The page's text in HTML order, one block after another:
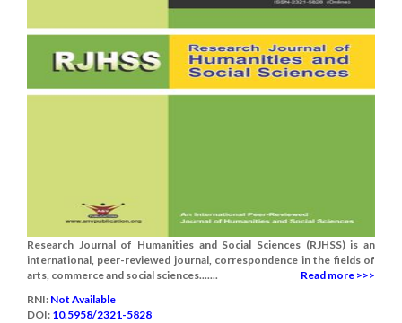
Research Journal of Humanities and Social Sciences (RJHSS) is an
international, peer-reviewed journal, correspondence in the fields of
arts, commerce and social sciences.......
Read more >>>
RNI: Not Available
DOI: 10.5958/2321-5828